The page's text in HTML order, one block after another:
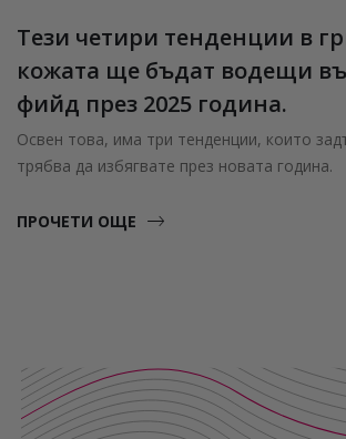
Тези четири тенденции в
кожата ще бъдат водещи
фийд през 2025 година.
Освен това, има три тенденции, които
трябва да избягвате през новата година.
ПРОЧЕТИ ОЩЕ